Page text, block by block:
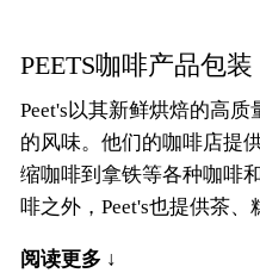
PEETS咖啡产品包装
Peet's以其新鲜烘焙的高
的风味。他们的咖啡店提
缩咖啡到拿铁等各种咖啡
啡之外，Peet's也提供茶、
阅读更多 ↓